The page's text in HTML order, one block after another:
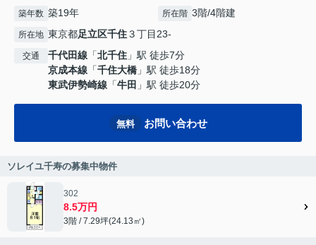
築年数 築19年 所在階 3階/4階建
所在地 東京都足立区千住３丁目23-
交通 千代田線 「北千住 」駅 徒歩7分
京成本線 「千住大橋 」駅 徒歩18分
東武伊勢崎線 「牛田 」駅 徒歩20分
無料 お問い合わせ
ソレイユ千寿の募集中物件
302
8.5万円
3階 / 7.29坪(24.13㎡)